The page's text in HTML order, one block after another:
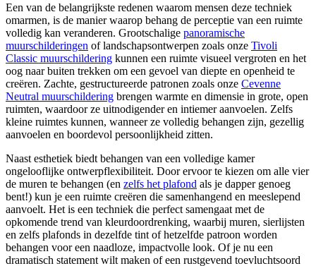
Een van de belangrijkste redenen waarom mensen deze techniek
omarmen, is de manier waarop behang de perceptie van een ruimte
volledig kan veranderen. Grootschalige panoramische
muurschilderingen of landschapsontwerpen zoals onze Tivoli
Classic muurschildering kunnen een ruimte visueel vergroten en het
oog naar buiten trekken om een gevoel van diepte en openheid te
creëren. Zachte, gestructureerde patronen zoals onze Cevenne
Neutral muurschildering brengen warmte en dimensie in grote, open
ruimten, waardoor ze uitnodigender en intiemer aanvoelen. Zelfs
kleine ruimtes kunnen, wanneer ze volledig behangen zijn, gezellig
aanvoelen en boordevol persoonlijkheid zitten.
Naast esthetiek biedt behangen van een volledige kamer
ongelooflijke ontwerpflexibiliteit. Door ervoor te kiezen om alle vier
de muren te behangen (en zelfs het plafond als je dapper genoeg
bent!) kun je een ruimte creëren die samenhangend en meeslepend
aanvoelt. Het is een techniek die perfect samengaat met de
opkomende trend van kleurdoordrenking, waarbij muren, sierlijsten
en zelfs plafonds in dezelfde tint of hetzelfde patroon worden
behangen voor een naadloze, impactvolle look. Of je nu een
dramatisch statement wilt maken of een rustgevend toevluchtsoord